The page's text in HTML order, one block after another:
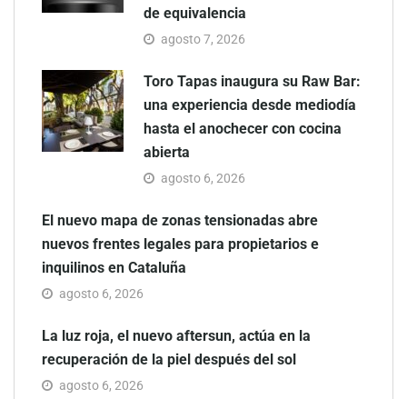
de equivalencia
agosto 7, 2026
Toro Tapas inaugura su Raw Bar:
una experiencia desde mediodía
hasta el anochecer con cocina
abierta
agosto 6, 2026
El nuevo mapa de zonas tensionadas abre
nuevos frentes legales para propietarios e
inquilinos en Cataluña
agosto 6, 2026
La luz roja, el nuevo aftersun, actúa en la
recuperación de la piel después del sol
agosto 6, 2026